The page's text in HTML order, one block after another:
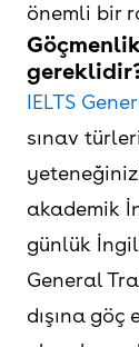
önemli bir
IELTS
sınav
akademik
günlük
General
dışına